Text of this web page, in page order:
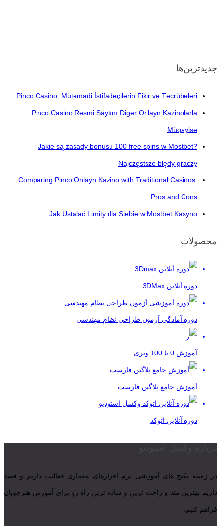
جدیدترین‌ها
Pinco Casino: Mütəmadi İstifadəçilərin Fikir və Təcrübələri
Pinco Casino Rəsmi Saytını Digər Onlayn Kazinolarla
Müqayisə
Jakie są zasady bonusu 100 free spins w Mostbet?
Najczęstsze błędy graczy
Comparing Pinco Onlayn Kazino with Traditional Casinos:
Pros and Cons
Jak Ustalać Limity dla Siebie w Mostbet Kasyno
محصولات
دوره آنلاین 3DMax
دوره آمادگی آزمون طراحی نظام مهندسی
آموزش 0 تا 100 ویری
آموزش جامع پلاگین فارست
دوره آنلاین اتوکد
در زمینه پکیج های آموزشی نرم افزارهای معماری فعالیت داریم و قصد
داریم بهترین متد و راحت ترین و ساده ترین راه رو برای آموزش هنرجویان
فراهم کنیم.